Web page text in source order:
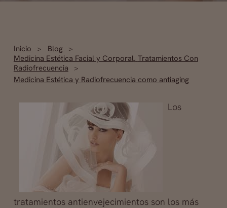
Inicio
Blog
Medicina Estética Facial y Corporal, Tratamientos Con
Radiofrecuencia
Medicina Estética y Radiofrecuencia como antiaging
Los
tratamientos antienvejecimientos son los más